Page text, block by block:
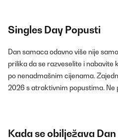
Singles Day Popusti
Dan samaca odavno više nije
prilika da se razveselite i nabavite
po nenadmašnim cijenama.
2026 s atraktivnim popustima. Ne
Kada se obilježava